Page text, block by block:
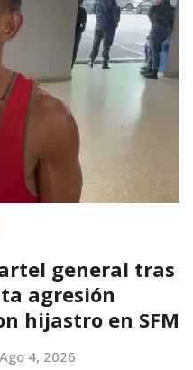
general tras
agresión
hijastro en SFM
Ago 4, 2026